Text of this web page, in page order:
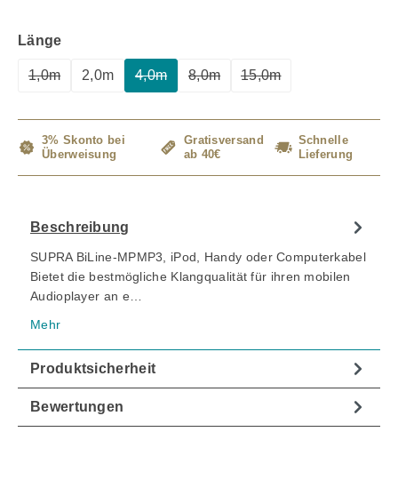
Längeauswählen
1,0m
(Diese Option ist zurzeit nicht verfügbar.)
2,0m 4,0m
(Diese Option ist zurzeit nicht verfügbar.)
8,0m
(Diese Option ist zurzeit nicht
15,0m
(Diese Option ist
3% Skonto bei
Überweisung
Gratisversand
ab 40€
Schnelle
Lieferung
Beschreibung
SUPRA BiLine-MPMP3, iPod, Handy oder Computerkabel
Bietet die bestmögliche Klangqualität für ihren mobilen
Audioplayer an e…
Mehr
Produktsicherheit
Bewertungen